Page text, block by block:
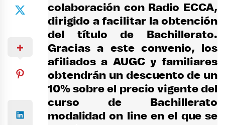
colaboración con Radio ECCA,
dirigido a facilitar la obtención
del título de Bachillerato.
Gracias a este convenio, los
afiliados a AUGC y familiares
obtendrán un descuento de un
10% sobre el precio vigente del
curso de Bachillerato
modalidad on line en el que se